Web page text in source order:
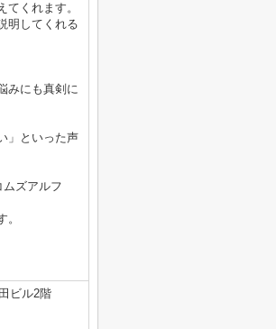
くれます。
明してくれる
みにも真剣に
」といった声
ズアルフ
ビル2階